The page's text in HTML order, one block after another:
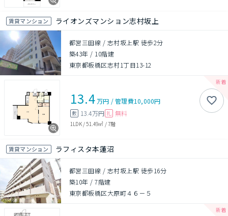
賃貸マンション ライオンズマンション志村坂上
都営三田線 / 志村坂上駅 徒歩2分
築43年 / 10階建
東京都板橋区志村1丁目13-12
13.4万円 /管理費10,000円
敷 13.4万円 礼 無料
1LDK/51.49㎡ /7階
賃貸マンション ラフィスタ本蓮沼
都営三田線 / 志村坂上駅 徒歩16分
築10年 /7階建
東京都板橋区大原町４６－５